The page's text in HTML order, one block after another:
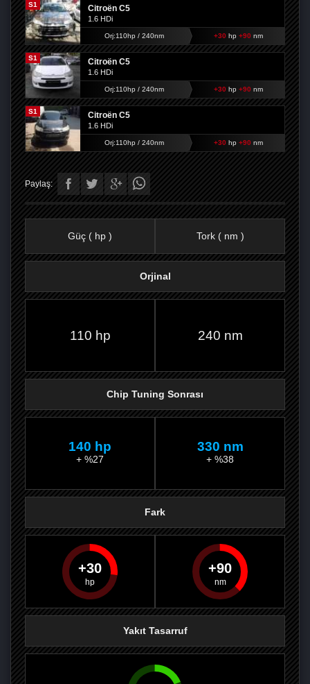
S1 Citroën C5
1.6 HDi
Orj:110hp / 240nm +30 hp +90 nm
S1 Citroën C5
1.6 HDi
Orj:110hp / 240nm +30 hp +90 nm
S1 Citroën C5
1.6 HDi
Orj:110hp / 240nm +30 hp +90 nm
Paylaş:
PAYLAŞPAYLAŞPLUS'TA
Güç ( hp ) Tork ( nm )
Orjinal
110 hp 240 nm
Chip Tuning Sonrası
140 hp
+ %27
330 nm
+ %38
Fark
30 90
Yakıt Tasarruf